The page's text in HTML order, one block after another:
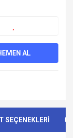
AL
SEÇENEKLERİ